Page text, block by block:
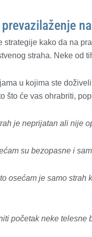
strategije kako da na
straha. Neke od
u kojima ste doživeli
što će vas ohrabriti,
je neprijatan ali nije
su bezopasne i
osećam je samo
početak neke telesne